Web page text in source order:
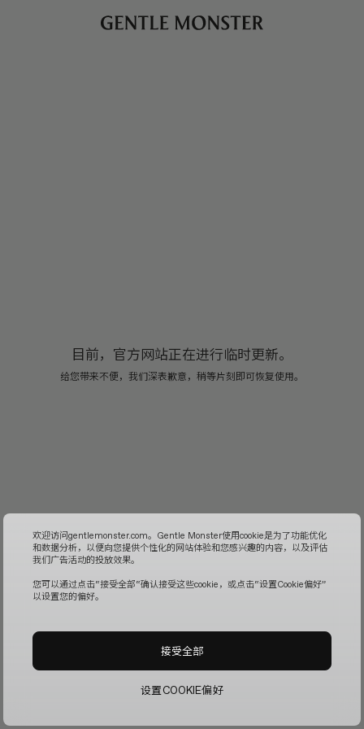
目前，官方网站正在进行临时更新。
给您带来不便，我们深表歉意，稍等片刻即可恢复使用。
欢迎访问gentlemonster.com。Gentle Monster使用cookie是为了功能优化
和数据分析，以便向您提供个性化的网站体验和您感兴趣的内容，以及评估
我们广告活动的投放效果。
您可以通过点击“接受全部“确认接受这些cookie，或点击“设置Cookie偏好”
以设置您的偏好。
设置COOKIE偏好
接受全部